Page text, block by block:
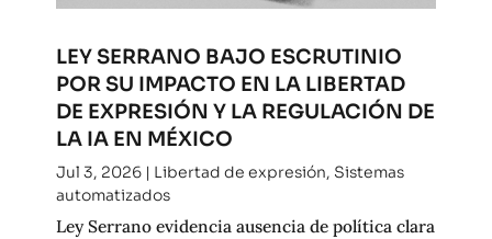
LEY SERRANO BAJO ESCRUTINIO
POR SU IMPACTO EN LA LIBERTAD
DE EXPRESIÓN Y LA REGULACIÓN DE
LA IA EN MÉXICO
Jul 3, 2026| Libertad de expresión, Sistemas
automatizados
Ley Serrano evidencia ausencia de política clara